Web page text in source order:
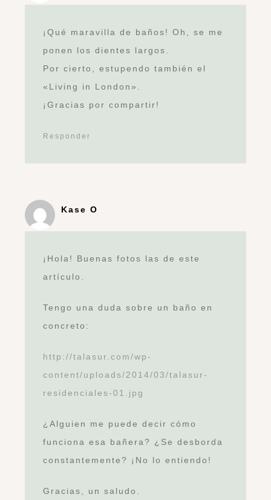
¡Qué maravilla de baños! Oh, se me
ponen los dientes largos.
Por cierto, estupendo también el
«Living in London».
¡Gracias por compartir!
Responder
Kase O
¡Hola! Buenas fotos las de este
artículo.
Tengo una duda sobre un baño en
concreto:
http://talasur.com/wp-
content/uploads/2014/03/talasur-
residenciales-01.jpg
¿Alguien me puede decir cómo
funciona esa bañera? ¿Se desborda
constantemente? ¡No lo entiendo!
Gracias, un saludo.